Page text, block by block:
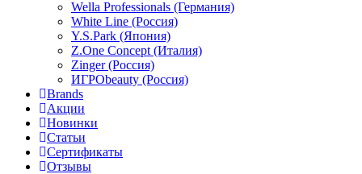
Wella Professionals (Германия)
White Line (Россия)
Y.S.Park (Япония)
Z.One Concept (Италия)
Zinger (Россия)
ИГРОbeauty (Россия)
Brands
Акции
Новинки
Статьи
Сертификаты
Отзывы